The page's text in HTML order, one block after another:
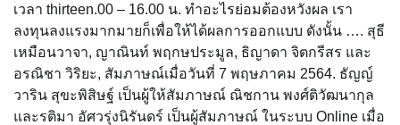
เวลา thirteen.00 – 16.00 น. ทำอะไรย่อมต้องหวังผล เรา
ลงทุนลงแรงมากมายก็เพื่อให้ได้ผลการออกแบบ ดังนั้น …. สุธี
เหมือนวาจา, ญาณินท์ พฤกษประมูล, ธิญาดา จิตกรีสร และ
อรณิชา วิริยะ, สัมภาษณ์เมื่อวันที่ 7 พฤษภาคม 2564. ธัญญ์
วาริน สุขะพิสิษฐ์ เป็นผู้ให้สัมภาษณ์ ณิชกาน พงศ์ติวัฒนากุล
และรติมา อัศวรุ่งนิรันดร์ เป็นผู้สัมภาษณ์ ในระบบ Online เมื่อ